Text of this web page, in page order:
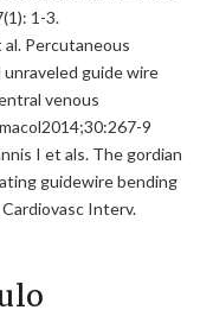
1-3.
al. Percutaneous
guide wire
venous
9
I et als. The gordian
guidewire bending
Interv.